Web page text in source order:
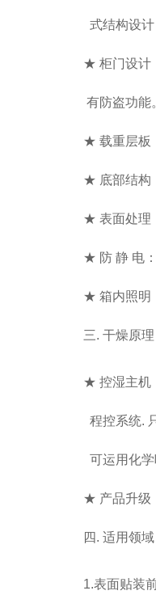
式结构设
★ 柜门设计
有防盗功能
★ 载重层板
★ 底部结构
★ 表面处理
★ 防 静 电
★ 箱内照明
三. 干燥原
★ 控湿主机
程控系统.
可运用化
★ 产品升级
四. 适用领
1.表面贴装